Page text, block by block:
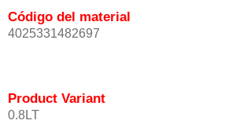
Código del material
4025331482697
Product Variant
0.8LT